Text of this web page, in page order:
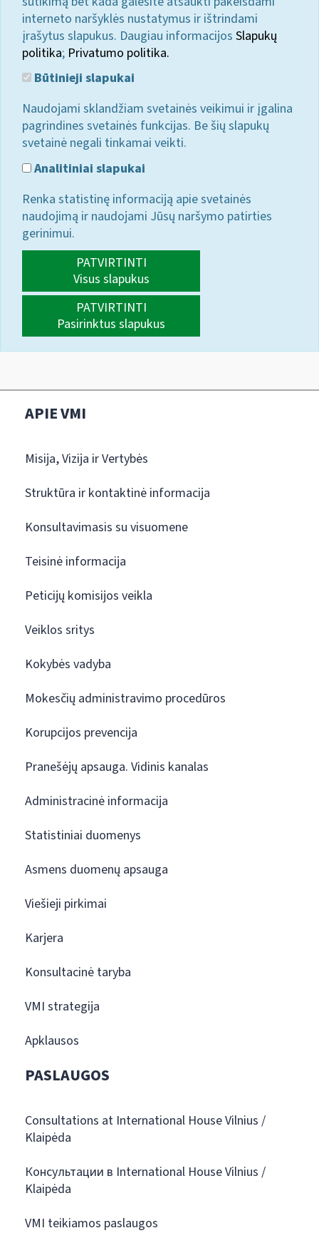
interneto naršyklės nustatymus ir ištrindami
įrašytus slapukus. Daugiau informacijos Slapukų
politika; Privatumo politika.
Būtinieji slapukai
Naudojami sklandžiam svetainės veikimui ir įgalina
pagrindines svetainės funkcijas. Be šių slapukų
svetainė negali tinkamai veikti.
Analitiniai slapukai
Renka statistinę informaciją apie svetainės
naudojimą ir naudojami Jūsų naršymo patirties
gerinimui.
PATVIRTINTI
Visus slapukus
PATVIRTINTI
Pasirinktus slapukus
APIE VMI
Misija, Vizija ir Vertybės
Struktūra ir kontaktinė informacija
Konsultavimasis su visuomene
Teisinė informacija
Peticijų komisijos veikla
Veiklos sritys
Kokybės vadyba
Mokesčių administravimo procedūros
Korupcijos prevencija
Pranešėjų apsauga. Vidinis kanalas
Administracinė informacija
Statistiniai duomenys
Asmens duomenų apsauga
Viešieji pirkimai
Karjera
Konsultacinė taryba
VMI strategija
Apklausos
PASLAUGOS
Consultations at International House Vilnius /
Klaipėda
Консультации в International House Vilnius /
Klaipėda
VMI teikiamos paslaugos